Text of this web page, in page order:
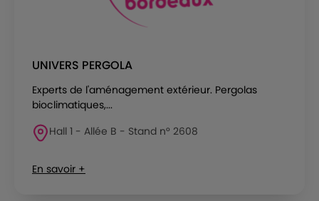
UNIVERS PERGOLA
Experts de l'aménagement extérieur. Pergolas
bioclimatiques,...
Hall 1 - Allée B - Stand n° 2608
En savoir +